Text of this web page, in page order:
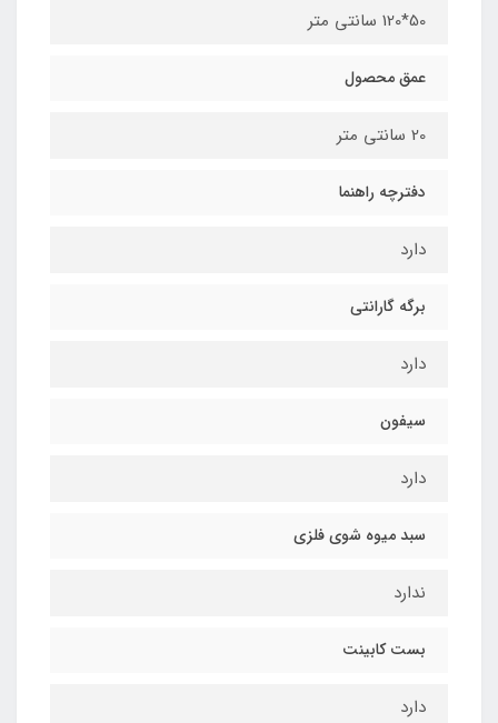
50*120 سانتی متر
عمق محصول
20 سانتی متر
دفترچه راهنما
دارد
برگه گارانتی
دارد
سیفون
دارد
سبد میوه شوی فلزی
ندارد
بست کابینت
دارد